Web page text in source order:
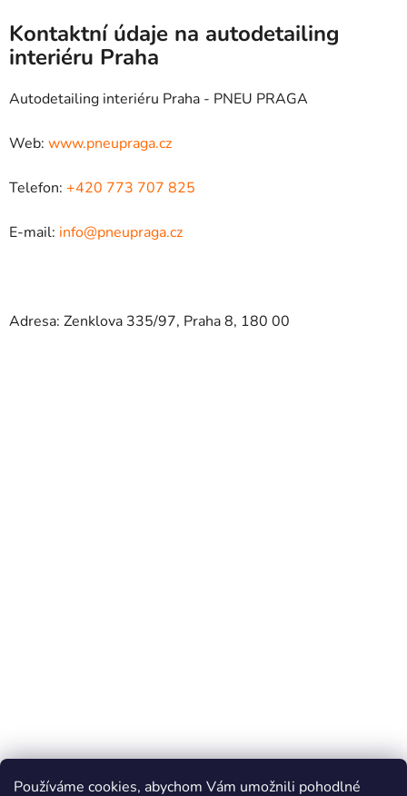
Používáme cookies, abychom Vám umožnili pohodlné
Kontaktní údaje na autodetailing
interiéru Praha
Autodetailing interiéru Praha - PNEU PRAGA
Web: www.pneupraga.cz
Telefon: +420 773 707 825
E-mail: info@pneupraga.cz
Adresa: Zenklova 335/97, Praha 8, 180 00